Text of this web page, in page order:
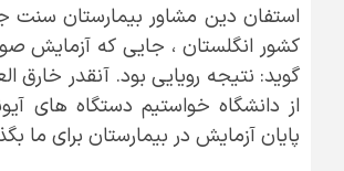
استفان دین مشاور بیمارستان سنت
کشور انگلستان ، جایی که آزمایش
گوید: نتیجه رویایی بود. آنقدر خارق
از دانشگاه خواستیم دستگاه های
پایان آزمایش در بیمارستان برای ما